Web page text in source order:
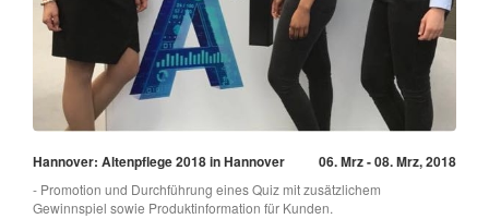
Hannover: Altenpflege 2018 in Hannover 06. Mrz - 08. Mrz, 2018
- Promotion und Durchführung eines Quiz mit zusätzlichem
Gewinnspiel sowie Produktinformation für Kunden.